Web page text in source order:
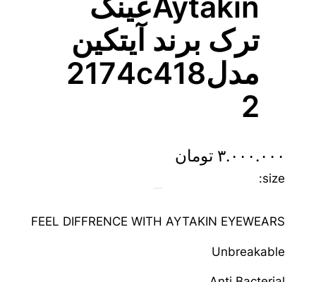
Aytakinعینک
ترک برند آیتکین
مدل2174c418
2
۳.۰۰۰.۰۰۰ تومان
size:
FEEL DIFFRENCE WITH AYTAKIN EYEWEARS
Unbreakable